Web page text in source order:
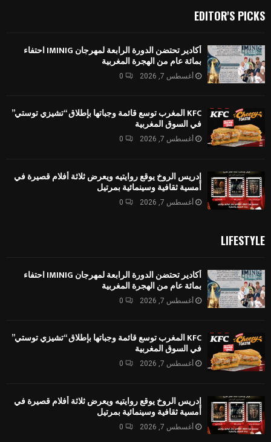
EDITOR'S PICKS
أكادير تحتضن الدورة الرابعة لمهرجان IMINIG احتفاء
بمائة عام من الهجرة المغربية
أغسطس 7, 2026 0
KFC المغرب توسع قائمة وجباتها بإطلاق “تشيزي توستي”
في السوق المغربية
أغسطس 7, 2026 0
إدريس الروخ يوقع روايتيه ويعرض ثلاثة أفلام قصيرة في
أمسية ثقافية وسينمائية بمرتيل
أغسطس 7, 2026 0
LIFESTYLE
أكادير تحتضن الدورة الرابعة لمهرجان IMINIG احتفاء
بمائة عام من الهجرة المغربية
أغسطس 7, 2026 0
KFC المغرب توسع قائمة وجباتها بإطلاق “تشيزي توستي”
في السوق المغربية
أغسطس 7, 2026 0
إدريس الروخ يوقع روايتيه ويعرض ثلاثة أفلام قصيرة في
أمسية ثقافية وسينمائية بمرتيل
أغسطس 7, 2026 0